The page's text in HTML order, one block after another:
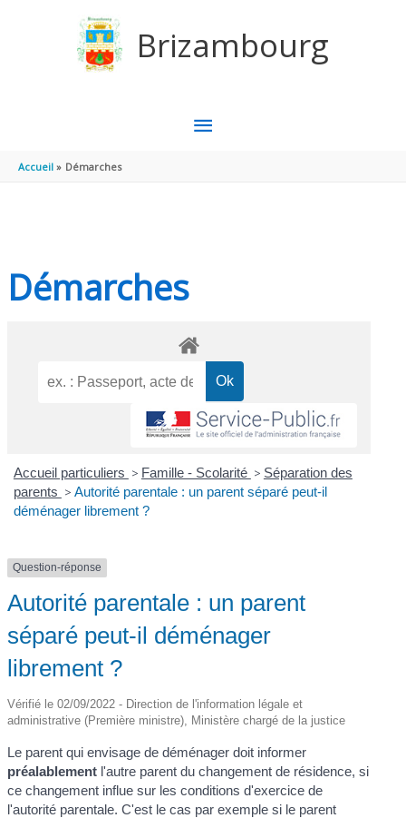
Brizambourg
MENU
Accueil Démarches
Démarches
Accueil particuliers > Famille - Scolarité > Séparation des
parents > Autorité parentale : un parent séparé peut-il
déménager librement ?
Question-réponse
Autorité parentale : un parent
séparé peut-il déménager
librement ?
Vérifié le 02/09/2022 - Direction de l'information légale et
administrative (Première ministre), Ministère chargé de la justice
Le parent qui envisage de déménager doit informer
préalablement l'autre parent du changement de résidence, si
ce changement influe sur les conditions d'exercice de
l'autorité parentale. C'est le cas par exemple si le parent